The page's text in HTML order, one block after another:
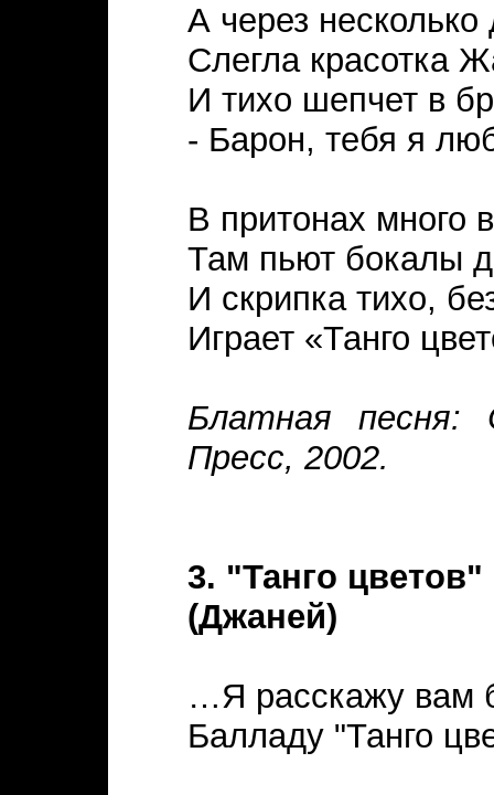
А через несколько
Слегла красотка
И тихо шепчет в
- Барон, тебя я
В притонах много
Там пьют бокалы
И скрипка тихо,
Играет «Танго
Блатная
Пресс, 2002.
3. "Танго цветов"
(Джаней)
…Я расскажу вам
Балладу "Танго